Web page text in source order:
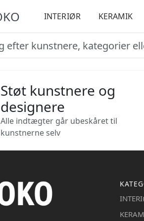
INTERIØR KERAMIK
Støt kunstnere og
designere
Alle indtægter går ubeskåret til
kunstnerne selv